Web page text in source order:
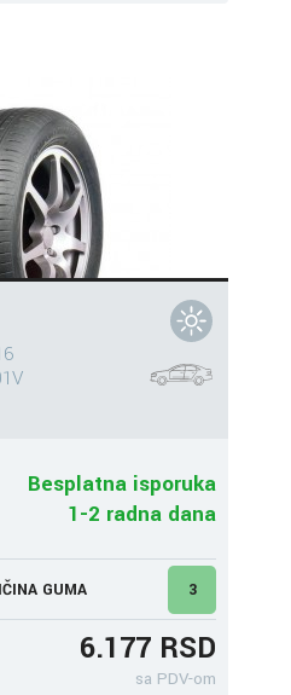
Besplatna isporuka
1-2 radna dana
GUMA 3
6.177 RSD
sa PDV-om